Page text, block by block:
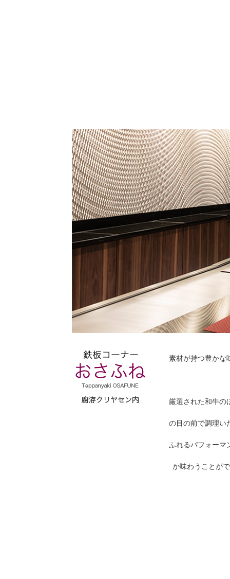
素材が持つ豊かな
厳選された和牛の
の目の前で調理い
ふれるパフォーマ
か味わうことが